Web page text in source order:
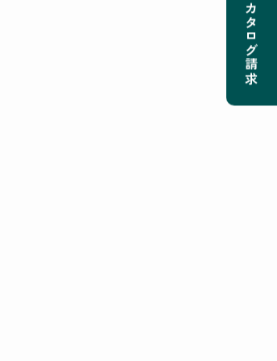
カタログ請求